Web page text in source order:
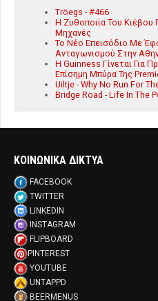
Tröegs - #466
Η Ζυθοποιία Του Κιέβου
Μηχανές
Το Νέο Επεισόδιο Με
Ανταγωνισμού Στην
Η Guinness Γίνεται Για
Επίσημη Μπύρα Της
Uiltje - Why No Run For
Bridge Road - Life In The
ΚΟΙΝΩΝΙΚΑ ΔΙΚΤΥΑ
FACEBOOK
TWITTER
LINKEDIN
INSTAGRAM
FLIPBOARD
PINTEREST
YOUTUBE
UNTAPPD
BEERMENUS